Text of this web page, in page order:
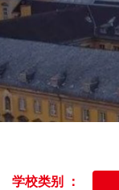
学校类别 ：